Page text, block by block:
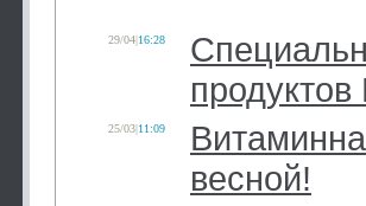
29/04|16:28
25/03|11:09
весной!